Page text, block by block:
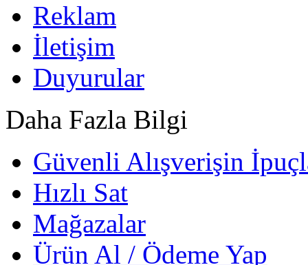
Reklam
İletişim
Duyurular
Daha Fazla Bilgi
Güvenli Alışverişin
Hızlı Sat
Mağazalar
Ürün Al / Ödeme Yap